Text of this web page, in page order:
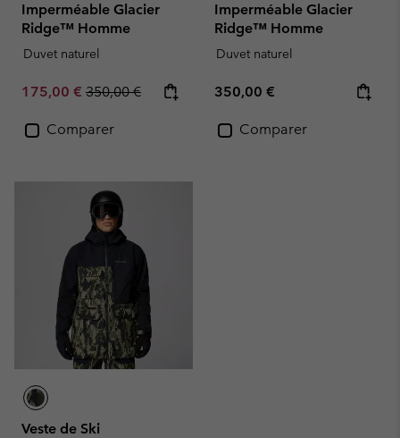
Imperméable Glacier
Ridge™ Homme
Duvet naturel
Sale price:
175,00 € Regular price:
350,00 €
Comparer
Imperméable Glacier
Ridge™ Homme
Duvet naturel
Regular price:
350,00 €
Comparer
Veste de Ski